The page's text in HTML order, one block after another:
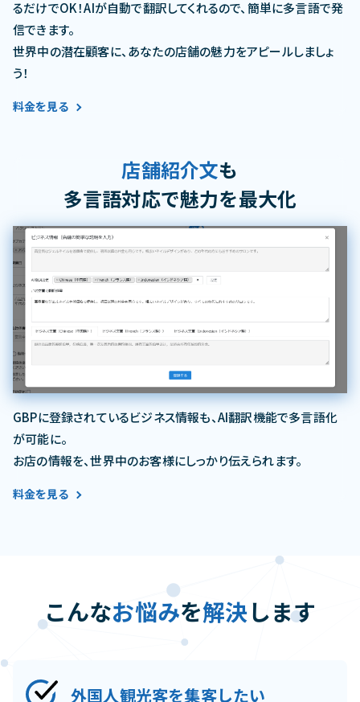
るだけでOK！AIが自動で翻訳してくれるので、簡単に多言語で発
信できます。
世界中の潜在顧客に、あなたの店舗の魅力をアピールしましょ
う！
料金を見る
店舗紹介文も
多言語対応で魅力を最大化
GBPに登録されているビジネス情報も、AI翻訳機能で多言語化
が可能に。
お店の情報を、世界中のお客様にしっかり伝えられます。
料金を見る
こんなお悩みを解決します
外国人観光客を集客したい